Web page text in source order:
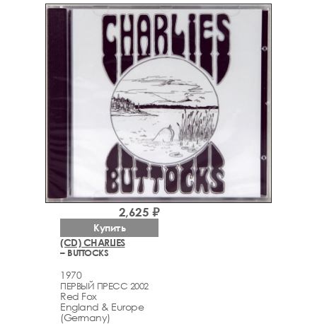
(CD) CHARLIES
– BUTTOCKS
1970
ПЕРВЫЙ ПРЕСС 2002
Red Fox
England & Europe
(Germany)
2,625 ₽
Купить